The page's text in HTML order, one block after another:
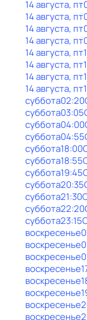
14 августа, пт
14 августа, пт
14 августа, пт
14 августа, пт
14 августа, пт
14 августа, пт
14 августа, пт
14 августа, пт
суббота02:20
суббота03:05
суббота04:00
суббота04:55
суббота18:00
суббота18:55
суббота19:45
суббота20:35
суббота21:30
суббота22:20
суббота23:15
воскресенье
воскресенье
воскресенье
воскресенье
воскресенье
воскресенье
воскресенье
воскресенье